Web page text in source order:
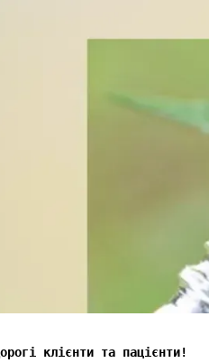
клієнти та пацієнти!